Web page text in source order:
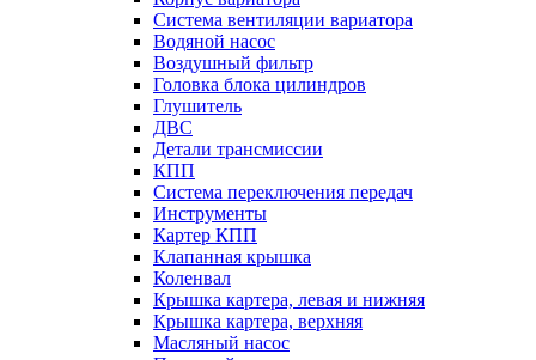
Система вентиляции вариатора
Водяной насос
Воздушный фильтр
Головка блока цилиндров
Глушитель
ДВС
Детали трансмиссии
КПП
Система переключения передач
Инструменты
Картер КПП
Клапанная крышка
Коленвал
Крышка картера, левая и нижняя
Крышка картера, верхняя
Масляный насос